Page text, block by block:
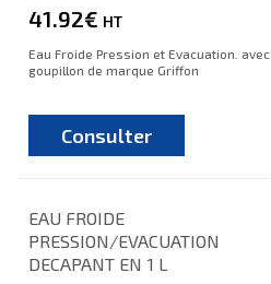
41.92€ HT
Eau Froide Pression et Evacuation. avec
goupillon de marque Griffon
Consulter
EAU FROIDE
PRESSION/EVACUATION
DECAPANT EN 1 L